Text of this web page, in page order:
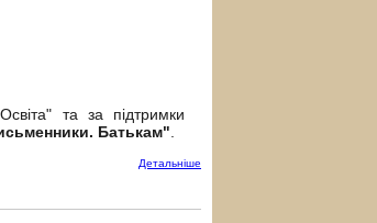
та за підтримки
Батькам"
Детальнiше